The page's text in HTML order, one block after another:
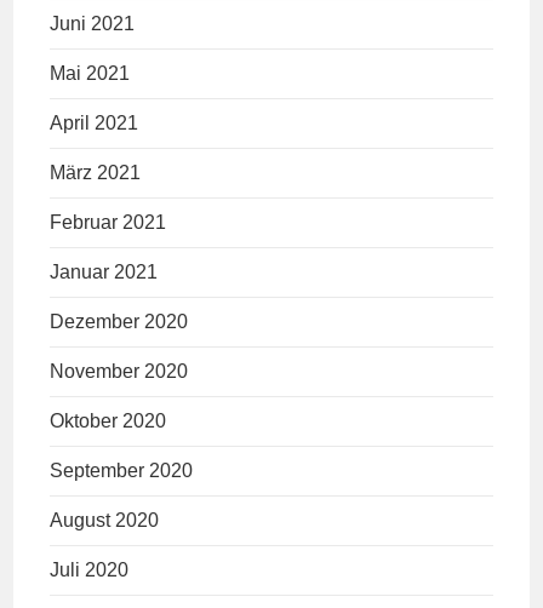
Juni 2021
Mai 2021
April 2021
März 2021
Februar 2021
Januar 2021
Dezember 2020
November 2020
Oktober 2020
September 2020
August 2020
Juli 2020